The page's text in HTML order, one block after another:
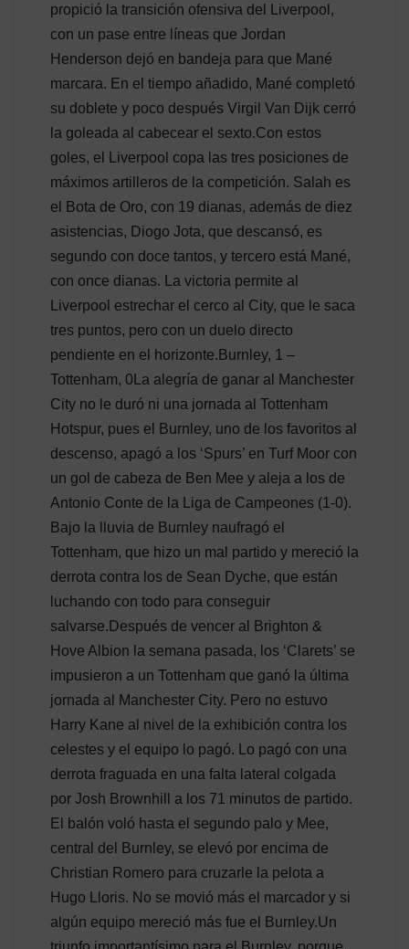
propició la transición ofensiva del Liverpool,
con un pase entre líneas que Jordan
Henderson dejó en bandeja para que Mané
marcara. En el tiempo añadido, Mané completó
su doblete y poco después Virgil Van Dijk cerró
la goleada al cabecear el sexto.Con estos
goles, el Liverpool copa las tres posiciones de
máximos artilleros de la competición. Salah es
el Bota de Oro, con 19 dianas, además de diez
asistencias, Diogo Jota, que descansó, es
segundo con doce tantos, y tercero está Mané,
con once dianas. La victoria permite al
Liverpool estrechar el cerco al City, que le saca
tres puntos, pero con un duelo directo
pendiente en el horizonte.Burnley, 1 –
Tottenham, 0La alegría de ganar al Manchester
City no le duró ni una jornada al Tottenham
Hotspur, pues el Burnley, uno de los favoritos al
descenso, apagó a los ‘Spurs’ en Turf Moor con
un gol de cabeza de Ben Mee y aleja a los de
Antonio Conte de la Liga de Campeones (1-0).
Bajo la lluvia de Burnley naufragó el
Tottenham, que hizo un mal partido y mereció la
derrota contra los de Sean Dyche, que están
luchando con todo para conseguir
salvarse.Después de vencer al Brighton &
Hove Albion la semana pasada, los ‘Clarets’ se
impusieron a un Tottenham que ganó la última
jornada al Manchester City. Pero no estuvo
Harry Kane al nivel de la exhibición contra los
celestes y el equipo lo pagó. Lo pagó con una
derrota fraguada en una falta lateral colgada
por Josh Brownhill a los 71 minutos de partido.
El balón voló hasta el segundo palo y Mee,
central del Burnley, se elevó por encima de
Christian Romero para cruzarle la pelota a
Hugo Lloris. No se movió más el marcador y si
algún equipo mereció más fue el Burnley.Un